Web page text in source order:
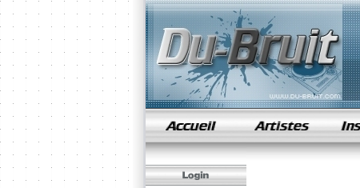
samples de rap